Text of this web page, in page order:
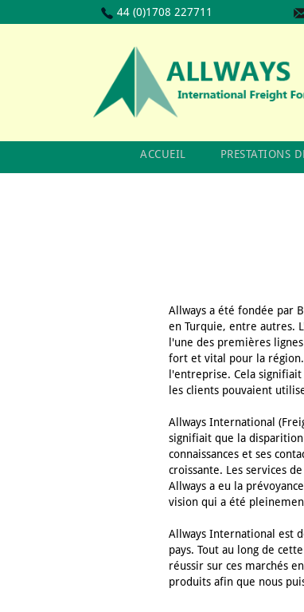
44 (0)1708 227711
ACCUEIL PRESTATIONS
Allways a été fondée par
en Turquie, entre autres.
l'une des premières
fort et vital pour la
l'entreprise. Cela
les clients pouvaient
Allways International
signifiait que la
connaissances et ses
croissante. Les services
Allways a eu la
vision qui a été
Allways International est
pays. Tout au long de
réussir sur ces marchés
produits afin que nous